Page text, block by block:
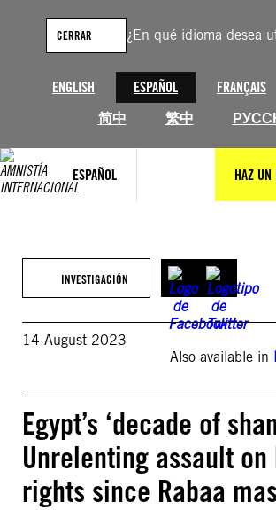
¿En qué idioma desea
ENGLISH ESPAÑOL FRANÇAIS
简中
繁中
CERRAR
ESPAÑOL HAZ UN
contenido
INVESTIGACIÓN
14 August 2023
Also available in
Egypt’s ‘decade of
Unrelenting assault on
rights since Rabaa